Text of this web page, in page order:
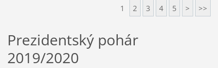
1 2 3 4 5 > >>
Prezidentský pohár
2019/2020